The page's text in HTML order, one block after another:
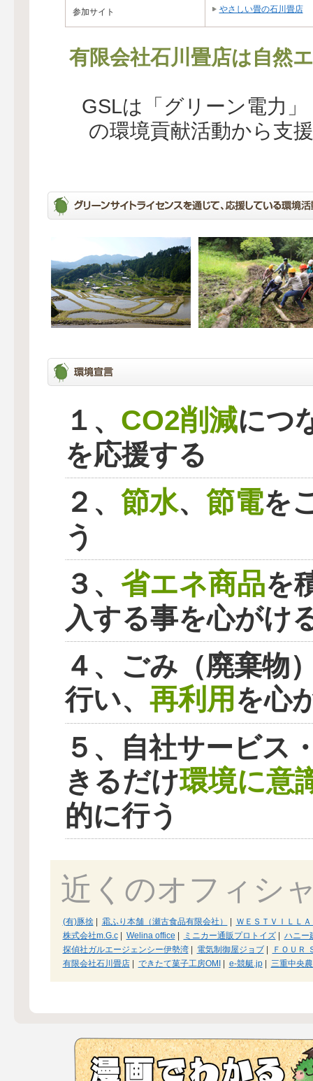
参加サイト やさしい畳の石川畳店
有限会社石川畳店は自然
GSLは「グリーン電力
の環境貢献活動から支
１、 CO2削減につ
を応援する
２、 節水、 節電を
う
３、 省エネ商品を
入する事を心がけ
４、ごみ（廃棄物
行い、 再利用を心
５、自社サービス
きるだけ環境に意
的に行う
近くのオフィシ
(有)豚捨| 霜ふり本舗（瀬古食品有限会社）
ＷＥＳＴＶＩＬＬ
株式会社m.G.c| Welina office ミニカー通販プロトイズ|
ハニー
探偵社ガルエージェンシー伊勢湾| 電気制御屋ジョブ|
ＦＯＵＲ
有限会社石川畳店| できたて菓子工房OMI e-競艇.jp| 三重中央